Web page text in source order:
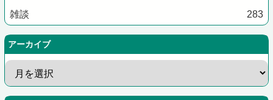
雑談 283
アーカイブ